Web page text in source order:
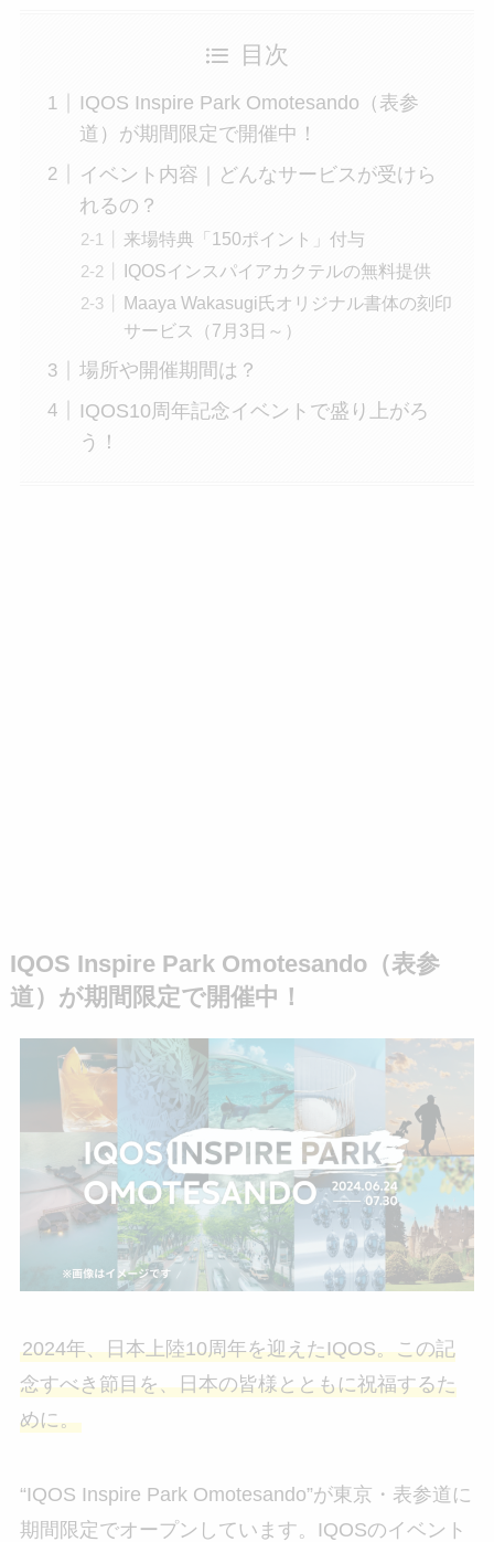
目次
IQOS Inspire Park Omotesando（表参
道）が期間限定で開催中！
イベント内容｜どんなサービスが受けら
れるの？
来場特典「150ポイント」付与
IQOSインスパイアカクテルの無料提供
Maaya Wakasugi氏オリジナル書体の刻印
サービス（7月3日～）
場所や開催期間は？
IQOS10周年記念イベントで盛り上がろ
う！
IQOS Inspire Park Omotesando（表参
道）が期間限定で開催中！
2024年、日本上陸10周年を迎えたIQOS。この記
念すべき節目を、日本の皆様とともに祝福するた
めに。
“IQOS Inspire Park Omotesando”が東京・表参道に
期間限定でオープンしています。IQOSのイベント